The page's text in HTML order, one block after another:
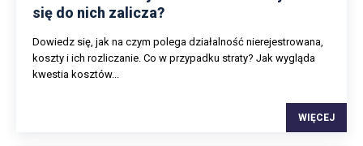
się do nich zalicza?
Dowiedz się, jak na czym polega działalność nierejestrowana,
koszty i ich rozliczanie. Co w przypadku straty? Jak wygląda
kwestia kosztów...
WIĘCEJ